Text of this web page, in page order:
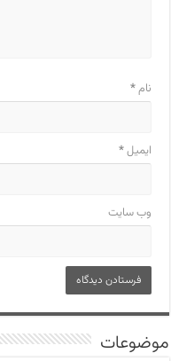
نام*
ایمیل*
وب‌ سایت
موضوعات